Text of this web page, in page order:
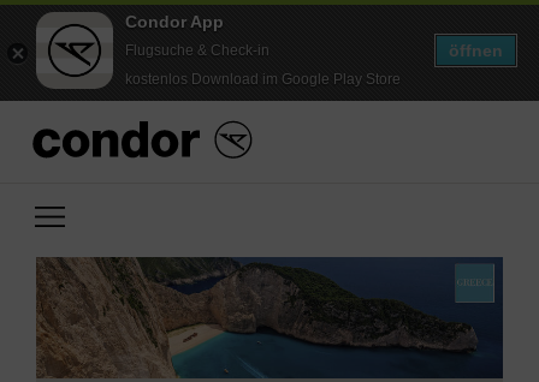
Condor App
Flugsuche & Check-in
kostenlos Download im Google Play Store
öffnen